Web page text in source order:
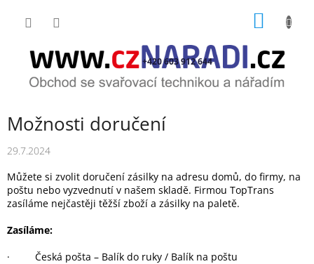
+420 603 912 644
Možnosti doručení
29.7.2024
Můžete si zvolit doručení zásilky na adresu domů, do firmy, na
poštu nebo vyzvednutí v našem skladě. Firmou TopTrans
zasíláme nejčastěji těžší zboží a zásilky na paletě.
Zasíláme:
· Česká pošta – Balík do ruky / Balík na poštu